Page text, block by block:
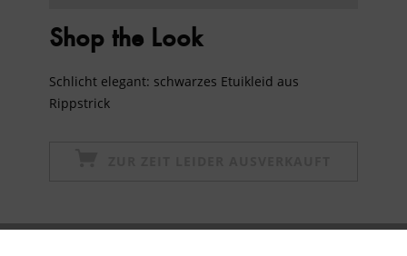
Shop the Look
Schlicht elegant: schwarzes Etuikleid aus
Rippstrick